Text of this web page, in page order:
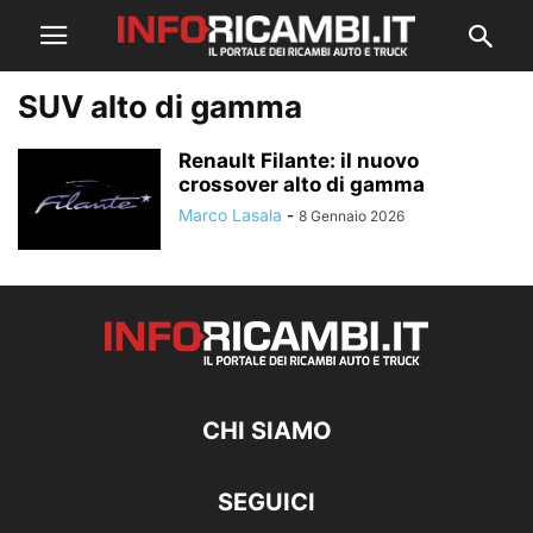
SUV alto di gamma
Renault Filante: il nuovo
crossover alto di gamma
Marco Lasala - 8 Gennaio 2026
CHI SIAMO
SEGUICI